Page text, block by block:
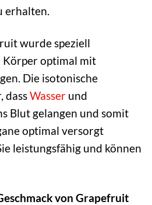
erhalten.
wurde speziell
optimal mit
Die isotonische
dassWasser und
Blut gelangen und somit
optimal versorgt
leistungsfähig und können
von Grapefruit